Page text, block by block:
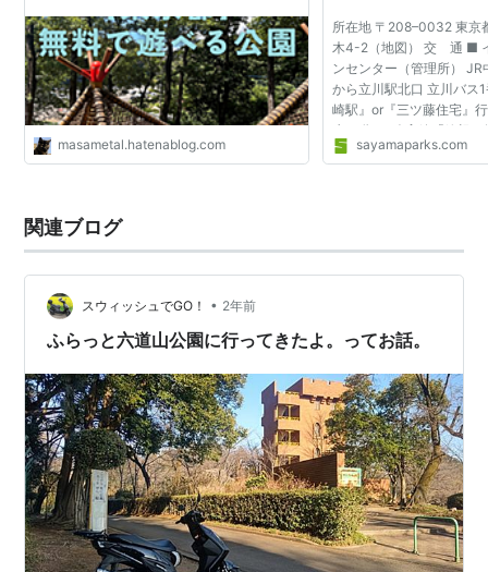
masametal.hatenablog.com
所在地 〒208–0032 東京
木4-2（地図） 交 通 ■
ンセンター（管理所）
から立川駅北口 立川バス
崎駅』or『三ツ藤住宅』
歩15分 JR八高線「箱根
川駅北口『峰』下車 徒
sayamaparks.com
関連ブログ
スウィッシュでGO！ • 2年前
ふらっと六道山公園に行ってきたよ。ってお話。